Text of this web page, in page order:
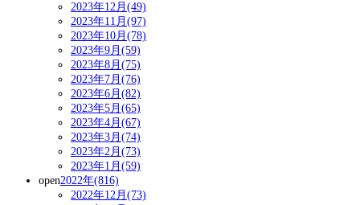
2023年12月(49)
2023年11月(97)
2023年10月(78)
2023年9月(59)
2023年8月(75)
2023年7月(76)
2023年6月(82)
2023年5月(65)
2023年4月(67)
2023年3月(74)
2023年2月(73)
2023年1月(59)
open2022年(816)
2022年12月(73)